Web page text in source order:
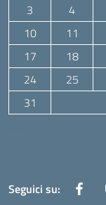
3
4
10
11
17
18
24
25
31
Seguici su: